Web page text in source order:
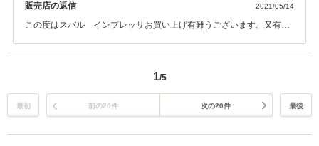
販売店の返信 2021/05/14
この度はスバル インプレッサお買い上げ有難うございます。又有り
に刻み頑張ってまいります。御暇なとき御座いましたら是非是非遊び
1/5
最初 前の20件 次の20件 最後